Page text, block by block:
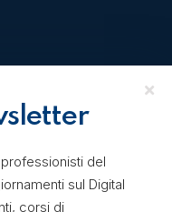
del
sul Digital
corsi di